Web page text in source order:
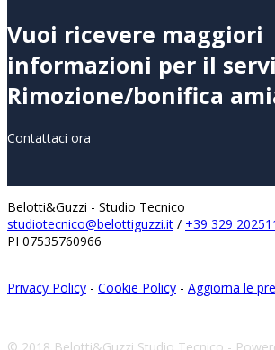
Vuoi ricevere maggiori
informazioni per il
Rimozione/bonifica
Contattaci ora
Belotti&Guzzi - Studio Tecnico
studiotecnico@belottiguzzi.it / +39 329
PI 07535760966
Privacy Policy - Cookie Policy - Aggiorna le
© 2018 Belotti&Guzzi Studio Tecnico -